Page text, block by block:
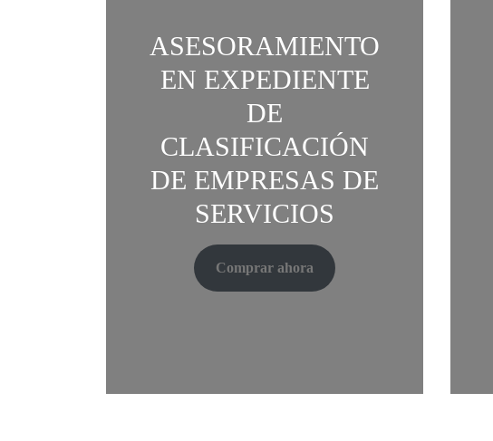
ASESORAMIENTO
EN EXPEDIENTE
DE
CLASIFICACIÓN
DE EMPRESAS DE
SERVICIOS
Comprar ahora